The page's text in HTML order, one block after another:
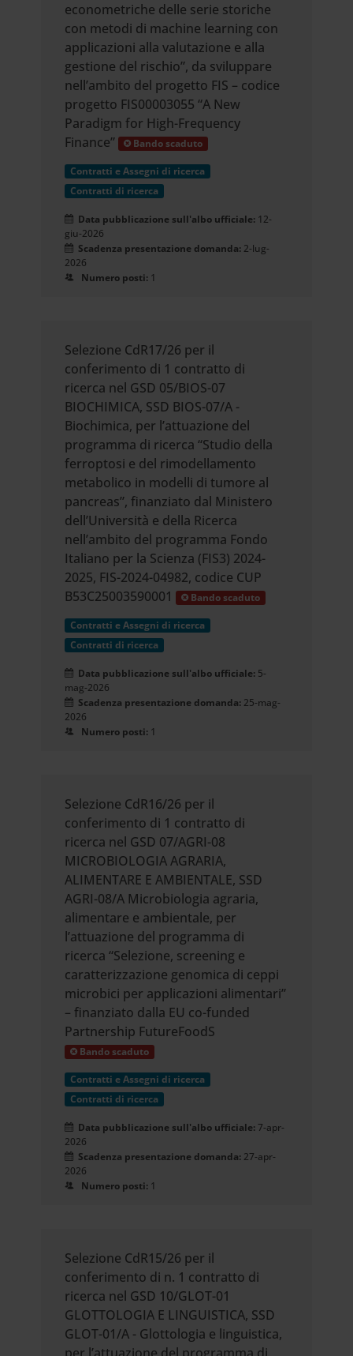
econometriche delle serie storiche
con metodi di machine learning con
applicazioni alla valutazione e alla
gestione del rischio”, da sviluppare
nell’ambito del progetto FIS – codice
progetto FIS00003055 “A New
Paradigm for High-Frequency
Finance”
Bando scaduto
Contratti e Assegni di ricerca
Contratti di ricerca
Data pubblicazione sull'albo ufficiale: 12-
giu-2026
Scadenza presentazione domanda: 2-lug-
2026
Numero posti: 1
Selezione CdR17/26 per il
conferimento di 1 contratto di
ricerca nel GSD 05/BIOS-07
BIOCHIMICA, SSD BIOS-07/A -
Biochimica, per l’attuazione del
programma di ricerca “Studio della
ferroptosi e del rimodellamento
metabolico in modelli di tumore al
pancreas”, finanziato dal Ministero
dell’Università e della Ricerca
nell’ambito del programma Fondo
Italiano per la Scienza (FIS3) 2024-
2025, FIS-2024-04982, codice CUP
B53C25003590001
Bando scaduto
Contratti e Assegni di ricerca
Contratti di ricerca
Data pubblicazione sull'albo ufficiale: 5-
mag-2026
Scadenza presentazione domanda: 25-mag-
2026
Numero posti: 1
Selezione CdR16/26 per il
conferimento di 1 contratto di
ricerca nel GSD 07/AGRI-08
MICROBIOLOGIA AGRARIA,
ALIMENTARE E AMBIENTALE, SSD
AGRI-08/A Microbiologia agraria,
alimentare e ambientale, per
l’attuazione del programma di
ricerca “Selezione, screening e
caratterizzazione genomica di ceppi
microbici per applicazioni alimentari”
– finanziato dalla EU co-funded
Partnership FutureFoodS
Bando scaduto
Contratti e Assegni di ricerca
Contratti di ricerca
Data pubblicazione sull'albo ufficiale: 7-apr-
2026
Scadenza presentazione domanda: 27-apr-
2026
Numero posti: 1
Selezione CdR15/26 per il
conferimento di n. 1 contratto di
ricerca nel GSD 10/GLOT-01
GLOTTOLOGIA E LINGUISTICA, SSD
GLOT-01/A - Glottologia e linguistica,